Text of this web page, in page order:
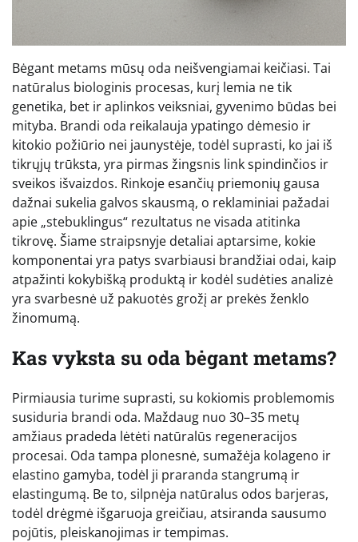
Bėgant metams mūsų oda neišvengiamai keičiasi. Tai
natūralus biologinis procesas, kurį lemia ne tik
genetika, bet ir aplinkos veiksniai, gyvenimo būdas bei
mityba. Brandi oda reikalauja ypatingo dėmesio ir
kitokio požiūrio nei jaunystėje, todėl suprasti, ko jai iš
tikrųjų trūksta, yra pirmas žingsnis link spindinčios ir
sveikos išvaizdos. Rinkoje esančių priemonių gausa
dažnai sukelia galvos skausmą, o reklaminiai pažadai
apie „stebuklingus“ rezultatus ne visada atitinka
tikrovę. Šiame straipsnyje detaliai aptarsime, kokie
komponentai yra patys svarbiausi brandžiai odai, kaip
atpažinti kokybišką produktą ir kodėl sudėties analizė
yra svarbesnė už pakuotės grožį ar prekės ženklo
žinomumą.
Kas vyksta su oda bėgant metams?
Pirmiausia turime suprasti, su kokiomis problemomis
susiduria brandi oda. Maždaug nuo 30–35 metų
amžiaus pradeda lėtėti natūralūs regeneracijos
procesai. Oda tampa plonesnė, sumažėja kolageno ir
elastino gamyba, todėl ji praranda stangrumą ir
elastingumą. Be to, silpnėja natūralus odos barjeras,
todėl drėgmė išgaruoja greičiau, atsiranda sausumo
pojūtis, pleiskanojimas ir tempimas.